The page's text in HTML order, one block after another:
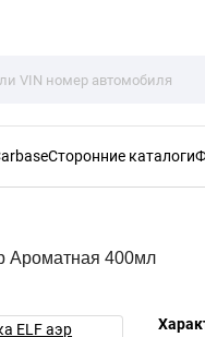
Сторонние каталоги
Ароматная 400мл